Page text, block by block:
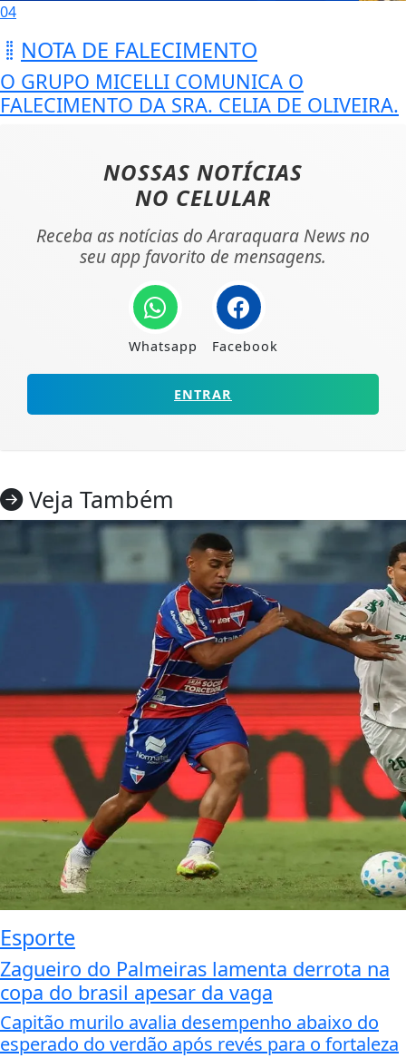
04
NOTA DE FALECIMENTO
O GRUPO MICELLI COMUNICA O
FALECIMENTO DA SRA. CELIA DE OLIVEIRA.
NOSSAS NOTÍCIAS
NO CELULAR
Receba as notícias do Araraquara News no
seu app favorito de mensagens.
Whatsapp Facebook
ENTRAR
Veja Também
Esporte
Zagueiro do Palmeiras lamenta derrota na
copa do brasil apesar da vaga
Capitão murilo avalia desempenho abaixo do
esperado do verdão após revés para o fortaleza